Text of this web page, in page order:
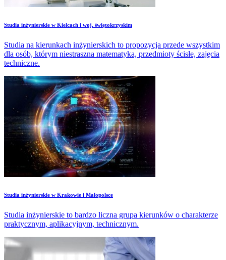
Studia inżynierskie w Kielcach i woj. świętokrzyskim
Studia na kierunkach inżynierskich to propozycja przede wszystkim
dla osób, którym niestraszna matematyka, przedmioty ścisłe, zajęcia
techniczne.
Studia inżynierskie w Krakowie i Małopolsce
Studia inżynierskie to bardzo liczna grupa kierunków o charakterze
praktycznym, aplikacyjnym, technicznym.